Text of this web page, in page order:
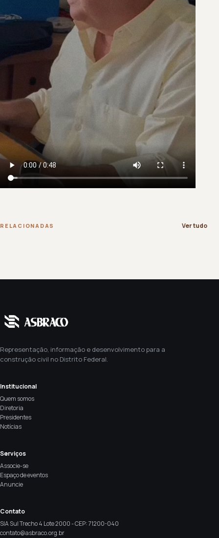
RELACIONADAS Ver tudo
Representação, informação e desenvolvimento para a
construção civil no Distrito Federal.
Institucional
Quem somos
Diretoria
Presidentes
Notícias
Serviços
Associe-se
Espaço de eventos
Anuncie
Contato
SIA Sul Trecho 4 Lote 2000 - CEP: 71200-040
contato@asbraco.org.br